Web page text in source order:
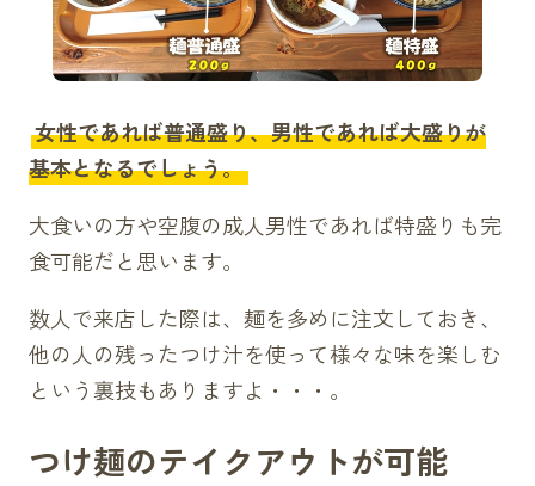
女性であれば普通盛り、男性であれば大盛りが
基本となるでしょう。
大食いの方や空腹の成人男性であれば特盛りも完
食可能だと思います。
数人で来店した際は、麺を多めに注文しておき、
他の人の残ったつけ汁を使って様々な味を楽しむ
という裏技もありますよ・・・。
つけ麺のテイクアウトが可能